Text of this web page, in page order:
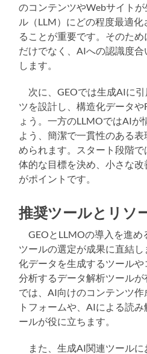
のコンテンツやWebサイト
ル（LLM）にどの程度最適
ることが重要です。そのため
だけでなく、AIへの認識度
します。
次に、GEOでは生成AIに
ツを設計し、構造化データや
ょう。一方のLLMOではAIが
よう、簡潔で一貫性のある
められます。スタート段階
体的な目標を決め、小さな
がポイントです。
推奨ツールとリソ
GEOとLLMOの導入を進め
ツールの選定が成果に直結
化データを生成するツール
分析するデータ解析ツール
では、AI向けのコンテンツ
トフォームや、AIによる読
ールが役に立ちます。
また、生成AI関連ツールに